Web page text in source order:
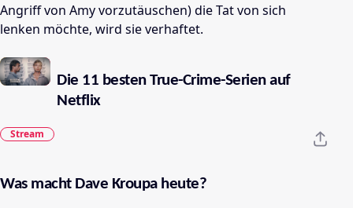
Angriff von Amy vorzutäuschen) die Tat von sich
lenken möchte, wird sie verhaftet.
Die 11 besten True-Crime-Serien auf
Netflix
Stream
Was macht Dave Kroupa heute?